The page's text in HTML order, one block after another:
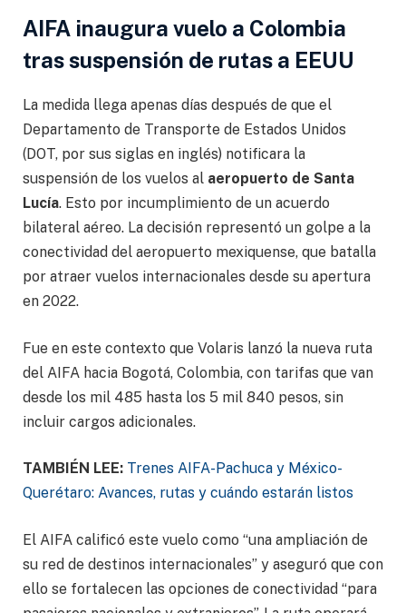
AIFA inaugura vuelo a Colombia
tras suspensión de rutas a EEUU
La medida llega apenas días después de que el
Departamento de Transporte de Estados Unidos
(DOT, por sus siglas en inglés) notificara la
suspensión de los vuelos al aeropuerto de Santa
Lucía. Esto por incumplimiento de un acuerdo
bilateral aéreo. La decisión representó un golpe a la
conectividad del aeropuerto mexiquense, que batalla
por atraer vuelos internacionales desde su apertura
en 2022.
Fue en este contexto que Volaris lanzó la nueva ruta
del AIFA hacia Bogotá, Colombia, con tarifas que van
desde los mil 485 hasta los 5 mil 840 pesos, sin
incluir cargos adicionales.
TAMBIÉN LEE: Trenes AIFA-Pachuca y México-
Querétaro: Avances, rutas y cuándo estarán listos
El AIFA calificó este vuelo como “una ampliación de
su red de destinos internacionales” y aseguró que con
ello se fortalecen las opciones de conectividad “para